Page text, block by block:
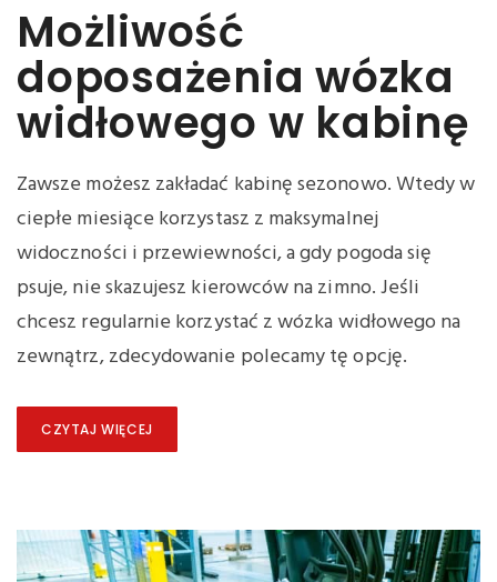
Możliwość
doposażenia wózka
widłowego w kabinę
Zawsze możesz zakładać kabinę sezonowo. Wtedy w
ciepłe miesiące korzystasz z maksymalnej
widoczności i przewiewności, a gdy pogoda się
psuje, nie skazujesz kierowców na zimno. Jeśli
chcesz regularnie korzystać z wózka widłowego na
zewnątrz, zdecydowanie polecamy tę opcję.
CZYTAJ WIĘCEJ